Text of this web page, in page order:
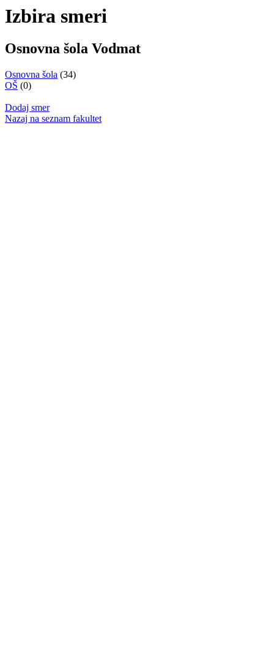
Izbira smeri
Osnovna šola Vodmat
Osnovna šola (34)
OŠ (0)
Dodaj smer
Nazaj na seznam fakultet